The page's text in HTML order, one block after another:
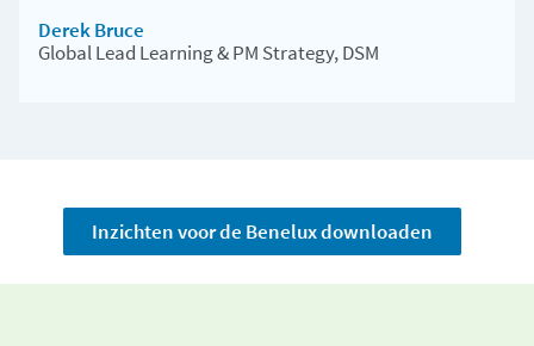
Derek Bruce
Global Lead Learning & PM Strategy, DSM
Inzichten voor de Benelux downloaden